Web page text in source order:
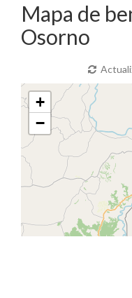
Mapa de
Osorno
+
−